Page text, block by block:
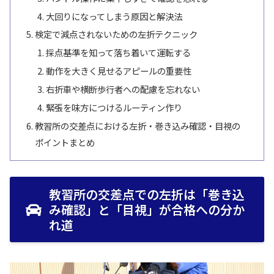
大回りになってしまう原因と解決法
検定で減点されないための左折テクニック
採点基準を知って落ち着いて運転する
動作を大きく見せるアピールの重要性
右折車や横断歩行者への配慮を忘れない
緊張を味方につけるルーティン作り
教習所の交差点における左折・巻き込み確認・目視の
ポイントまとめ
教習所の交差点での左折は「巻き込
み確認」と「目視」が合格への分か
れ道